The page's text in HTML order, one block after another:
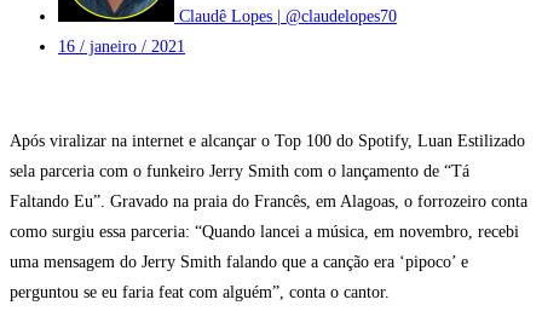
Claudê Lopes | @claudelopes70
16 / janeiro / 2021
Após viralizar na internet e alcançar o Top 100 do Spotify, Luan Estilizado
sela parceria com o funkeiro Jerry Smith com o lançamento de “Tá
Faltando Eu”. Gravado na praia do Francês, em Alagoas, o forrozeiro conta
como surgiu essa parceria: “Quando lancei a música, em novembro, recebi
uma mensagem do Jerry Smith falando que a canção era ‘pipoco’ e
perguntou se eu faria feat com alguém”, conta o cantor.